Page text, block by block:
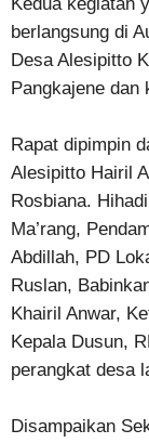
berlangsung di
Desa Alesipitto
Pangkajene dan
Rapat dipimpin
Alesipitto Hairil
Rosbiana.
Ma’rang,
Abdillah, PD
Ruslan,
Khairil Anwar,
Kepala Dusun,
perangkat desa
Disampaikan